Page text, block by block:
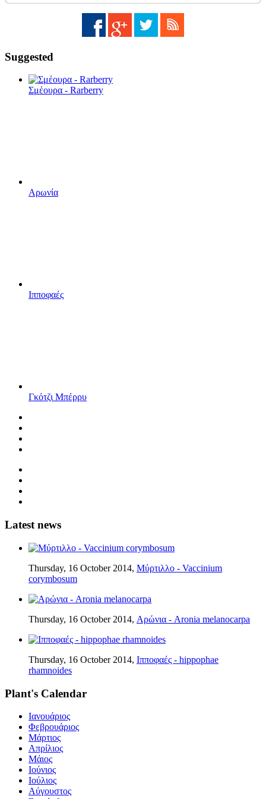
Suggested
Σμέουρα - Rarberry
Αρωνία
Ιπποφαές
Γκότζι Μπέρρυ
Latest news
Thursday, 16 October 2014, Μύρτιλλο - Vaccinium
corymbosum
Thursday, 16 October 2014, Αρώνια - Aronia melanocarpa
Thursday, 16 October 2014, Ιπποφαές - hippophae
rhamnoides
Plant's Calendar
Ιανουάριος
Φεβρουάριος
Μάρτιος
Απρίλιος
Μάιος
Ιούνιος
Ιούλιος
Αύγουστος